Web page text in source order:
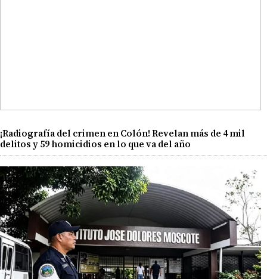
¡Radiografía del crimen en Colón! Revelan más de 4 mil
delitos y 59 homicidios en lo que va del año